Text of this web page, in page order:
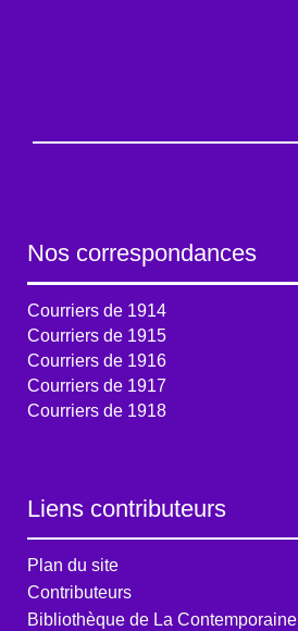
Nos correspondances
Courriers de 1914
Courriers de 1915
Courriers de 1916
Courriers de 1917
Courriers de 1918
Liens contributeurs
Plan du site
Contributeurs
Bibliothèque de La Contemporaine